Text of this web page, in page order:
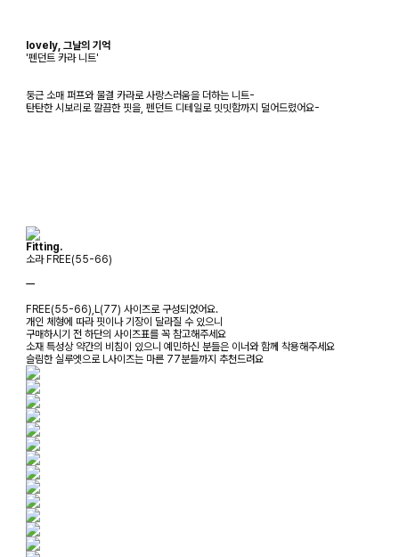
lovely, 그날의 기억
'펜던트 카라 니트'
둥근 소매 퍼프와 물결 카라로 사랑스러움을 더하는 니트-
탄탄한 시보리로 깔끔한 핏을, 펜던트 디테일로 밋밋함까지 덜어드렸어요-
Fitting.
소라 FREE(55-66)
ㅡ
FREE(55-66),L(77) 사이즈로 구성되었어요.
개인 체형에 따라 핏이나 기장이 달라질 수 있으니
구매하시기 전 하단의 사이즈표를 꼭 참고해주세요
소재 특성상 약간의 비침이 있으니 예민하신 분들은 이너와 함께 착용해주세요
슬림한 실루엣으로 L사이즈는 마른 77분들까지 추천드려요